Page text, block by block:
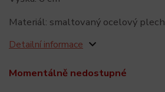
Momentálně nedostupné
Materiál: smaltovaný ocelový plech
Detailní informace